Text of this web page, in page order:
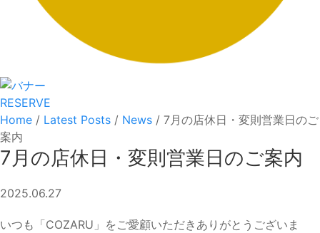
RESERVE
Home / Latest Posts / News / 7月の店休日・変則営業日のご
案内
7月の店休日・変則営業日のご案内
2025.06.27
いつも「COZARU」をご愛顧いただきありがとうございま